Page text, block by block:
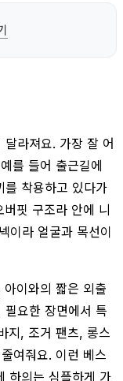
라져요. 가장 잘 어
를 들어 출근길에
를 착용하고 있다가
핏 구조라 안에 니
이라 얼굴과 목선이
이와의 짧은 외출
요한 장면에서 특
지, 조거 팬츠, 롱스
여줘요. 이런 베스
하의는 심플하게 가